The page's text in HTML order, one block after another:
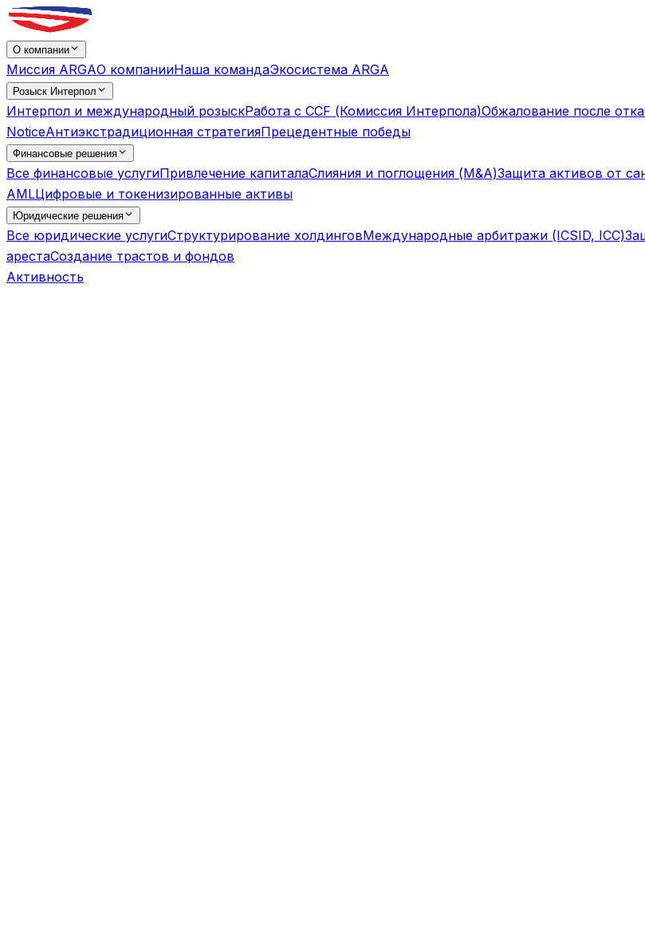
О компании
Миссия ARGAО компанииНаша командаЭкосистема ARGA
Розыск Интерпол
Интерпол и международный розыскРабота с CCF (Комиссия Интерпола)Обжалование после
NoticeАнтиэкстрадиционная стратегияПрецедентные победы
Финансовые решения
Все финансовые услугиПривлечение капиталаСлияния и поглощения (M&A)Защита активов от
AMLЦифровые и токенизированные активы
Юридические решения
Все юридические услугиСтруктурирование холдинговМеждународные арбитражи (ICSID, ICC)
арестаСоздание трастов и фондов
Активность